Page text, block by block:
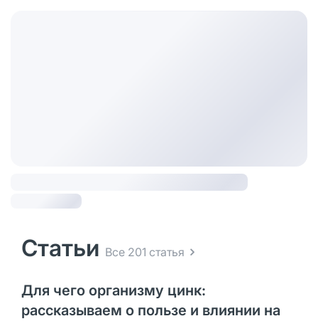
Статьи Все 201 статья
Для чего организму цинк:
рассказываем о пользе и влиянии на